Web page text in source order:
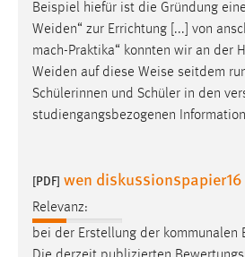
Beispiel hiefür ist die Gründung
Weiden“ zur Errichtung [...] von
mach-Praktika“ konnten wir an der
Weiden auf diese Weise seitdem
Schülerinnen und Schüler in den
studiengangsbezogenen
[PDF] wen diskussionspapier16
Relevanz:
bei der Erstellung der kommunalen
Zweck:
Dieser Cookie ist notwendig um
einloggen zu können.
Cookie Laufzeit:
24 Stunden
STATISTIK
Statistik Cookies erfassen
Diese Informationen helfen uns
unsere Besucher unsere